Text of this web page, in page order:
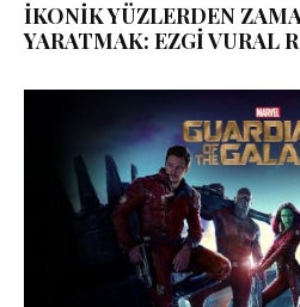
İKONİK YÜZLERDEN
YARATMAK: EZGİ VURAL